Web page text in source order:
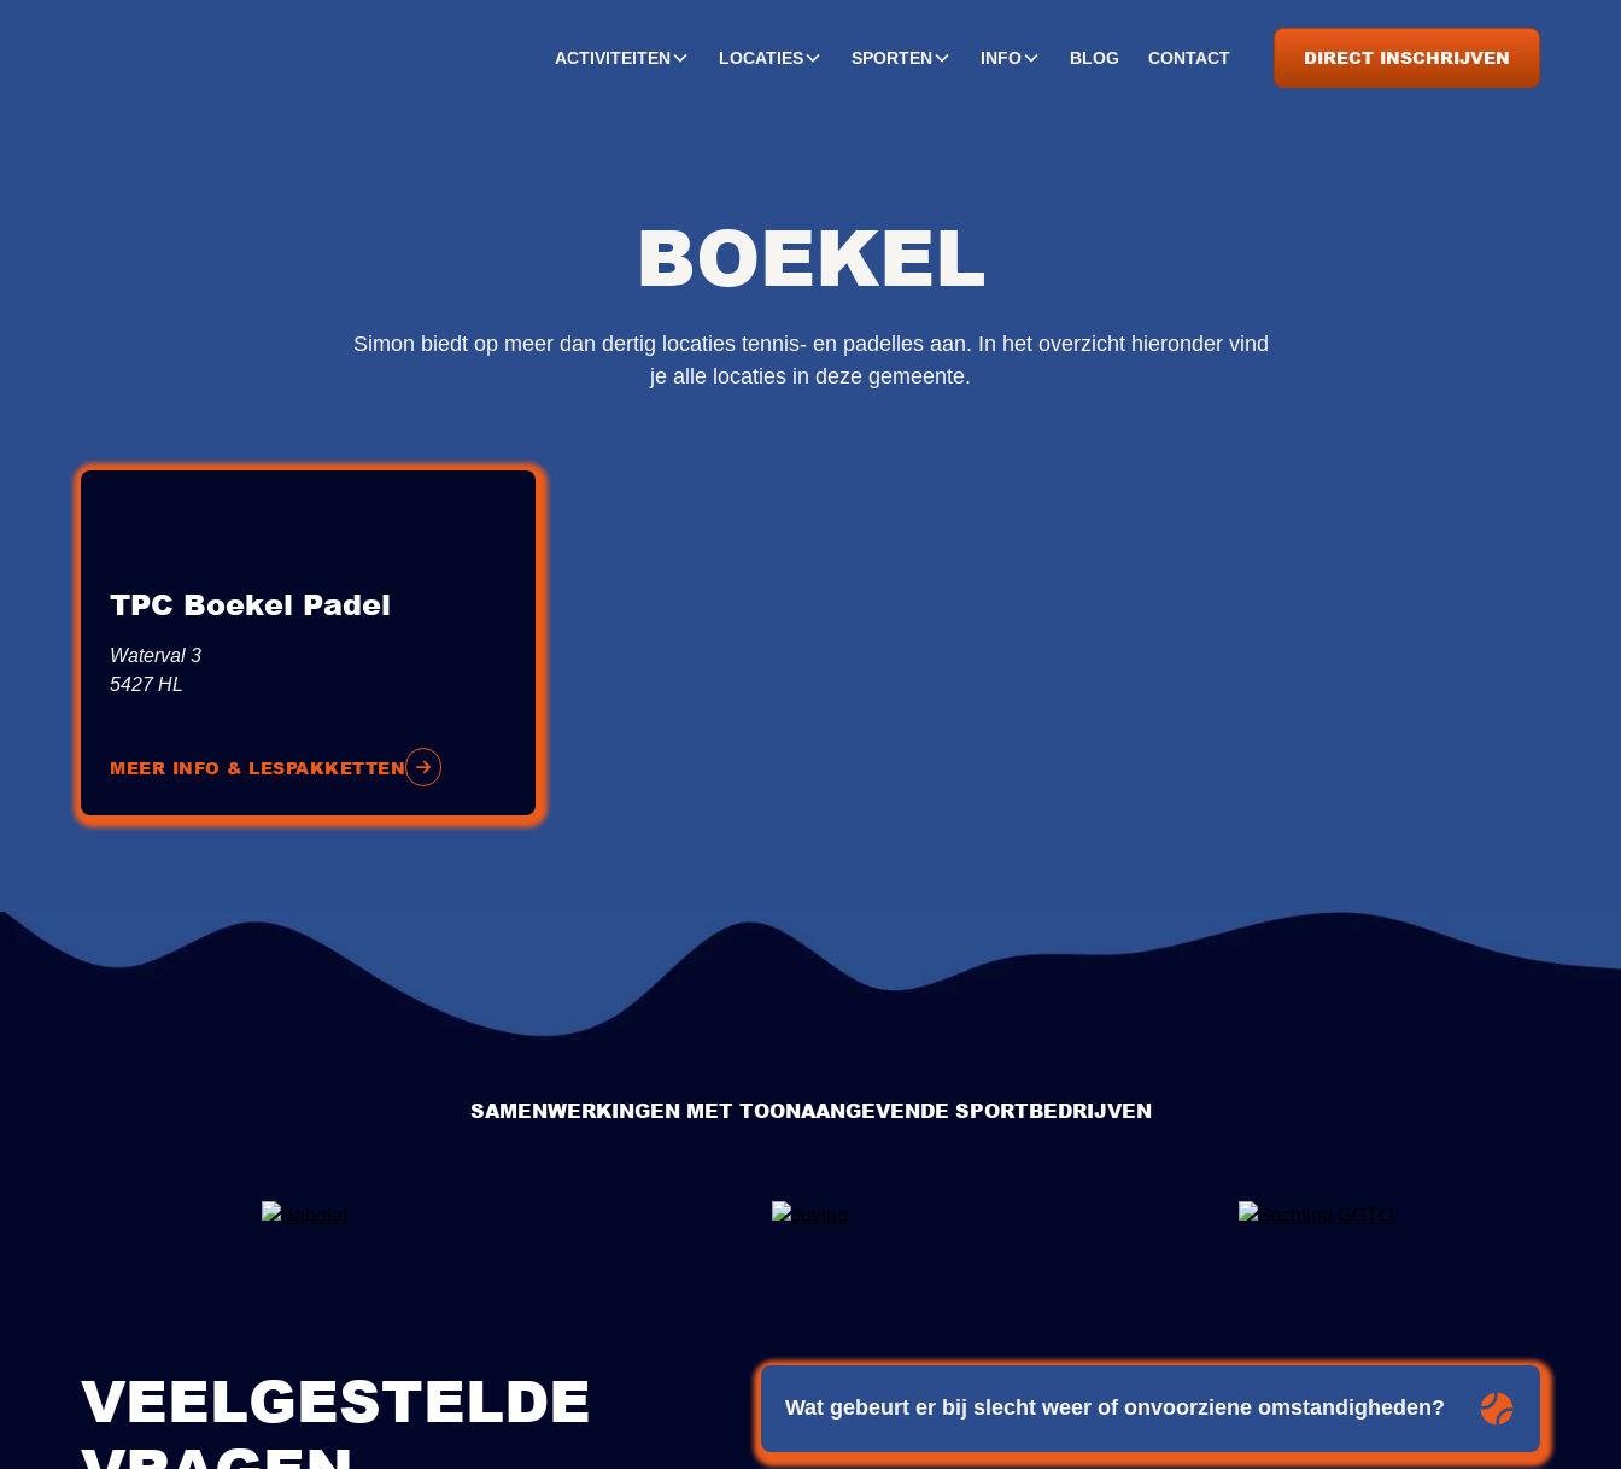
ACTIVITEITEN LOCATIES SPORTEN INFO BLOG CONTACT DIRECT INSCHRIJVEN
BOEKEL
Simon biedt op meer dan dertig locaties tennis- en padelles aan. In het overzicht hieronder vind
je alle locaties in deze gemeente.
TPC Boekel Padel
Waterval 3
5427 HL
MEER INFO & LESPAKKETTEN
SAMENWERKINGEN MET TOONAANGEVENDE SPORTBEDRIJVEN
VEELGESTELDE
Wat gebeurt er bij slecht weer of onvoorziene omstandigheden?